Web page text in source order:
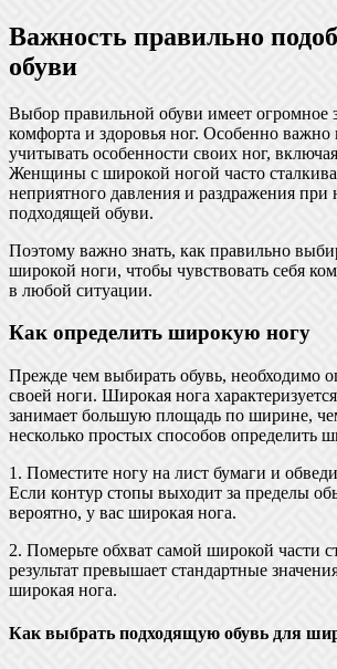
Важность правильно
обуви
Выбор правильной обуви имеет огромное
комфорта и здоровья ног. Особенно
учитывать особенности своих ног,
Женщины с широкой ногой часто
неприятного давления и раздражения
подходящей обуви.
Поэтому важно знать, как правильно
широкой ноги, чтобы чувствовать себя
в любой ситуации.
Как определить широкую ногу
Прежде чем выбирать обувь, необходимо
своей ноги. Широкая нога
занимает большую площадь по ширине,
несколько простых способов определить
1. Поместите ногу на лист бумаги и
Если контур стопы выходит за пределы
вероятно, у вас широкая нога.
2. Померьте обхват самой широкой части
результат превышает стандартные
широкая нога.
Как выбрать подходящую обувь для